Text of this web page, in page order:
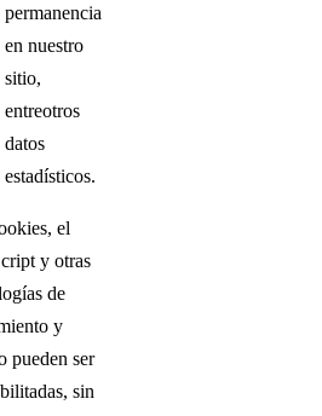
permanencia
en nuestro
sitio,
entreotros
datos
estadísticos.
el
y otras
de
y
pueden ser
sin